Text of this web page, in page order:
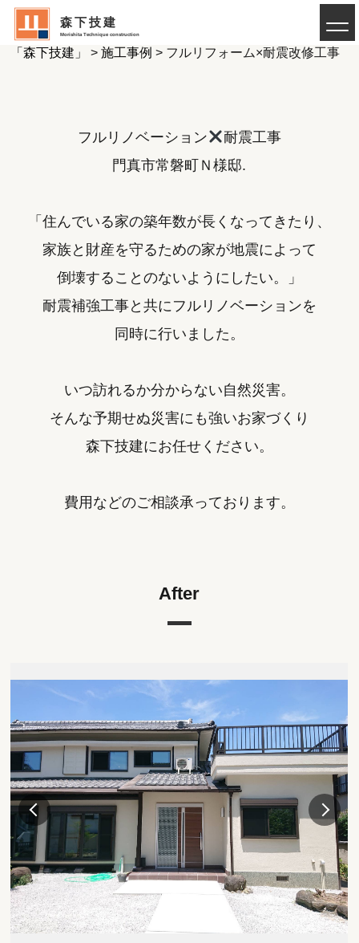
森下技建
Morishita Technique construction
注文住宅や新築の建築設計・施工なら羽曳野市の工務店
「森下技建」
>施工事例 > フルリフォーム×耐震改修工事
フルリノベーション
耐震工事
門真市常磐町Ｎ様邸.
「住んでいる家の築年数が長くなってきたり、
家族と財産を守るための家が地震によって
倒壊することのないようにしたい。」
耐震補強工事と共にフルリノベーションを
同時に行いました。
いつ訪れるか分からない自然災害。
そんな予期せぬ災害にも強いお家づくり
森下技建にお任せください。
費用などのご相談承っております。
After